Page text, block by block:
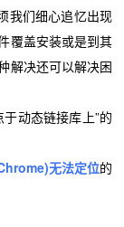
们细心追忆出现
覆盖安装或是到其
解决还可以解决困
动态链接库上”的
无法定位的